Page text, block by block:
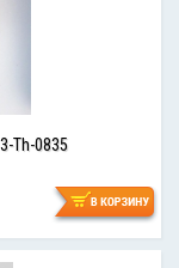
Th-0835